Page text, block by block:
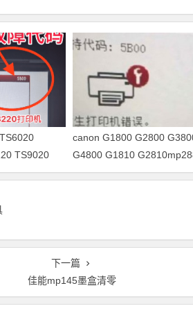
TS9020
清零
canon G1800 G2800
G4800 G1810
打印机清零软件下载及使用
下一篇
佳能mp145墨盒清零